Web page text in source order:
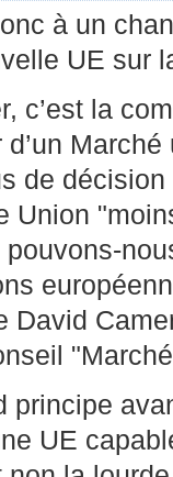
à un
UE sur
c’est la
Marché
de
Union
David
principe
UE